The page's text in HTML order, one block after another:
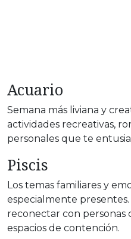
Acuario
Semana más liviana y
actividades recreativas,
personales que te
Piscis
Los temas familiares y
especialmente
reconectar con personas
espacios de contención.